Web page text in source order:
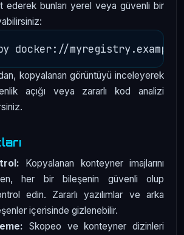
ederek bunları yerel veya güvenli bir
kopyalanan görüntüyü inceleyerek
açığı veya zararlı kod analizi
Kopyalanan konteyner imajlarını
her bir bileşenin güvenli olup
edin. Zararlı yazılımlar ve arka
içerisinde gizlenebilir.
Skopeo ve konteyner dizinleri